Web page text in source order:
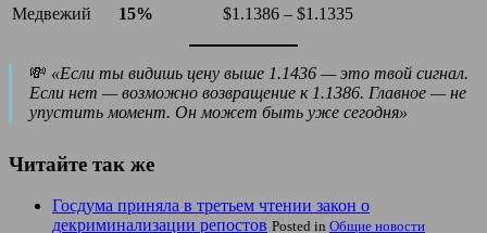
Медвежий
15% $1.1386 – $1.1335
💸 «Если ты видишь цену выше 1.1436 — это твой сигнал.
Если нет — возможно возвращение к 1.1386. Главное — не
упустить момент. Он может быть уже сегодня»
Читайте так же
Госдума приняла в третьем чтении закон о
декриминализации репостов Posted in Общие новости